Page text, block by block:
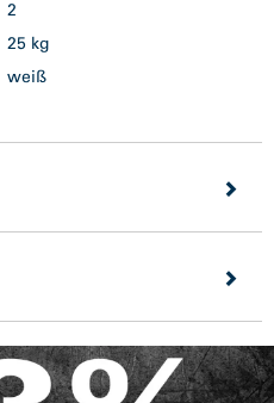
2
25 kg
weiß